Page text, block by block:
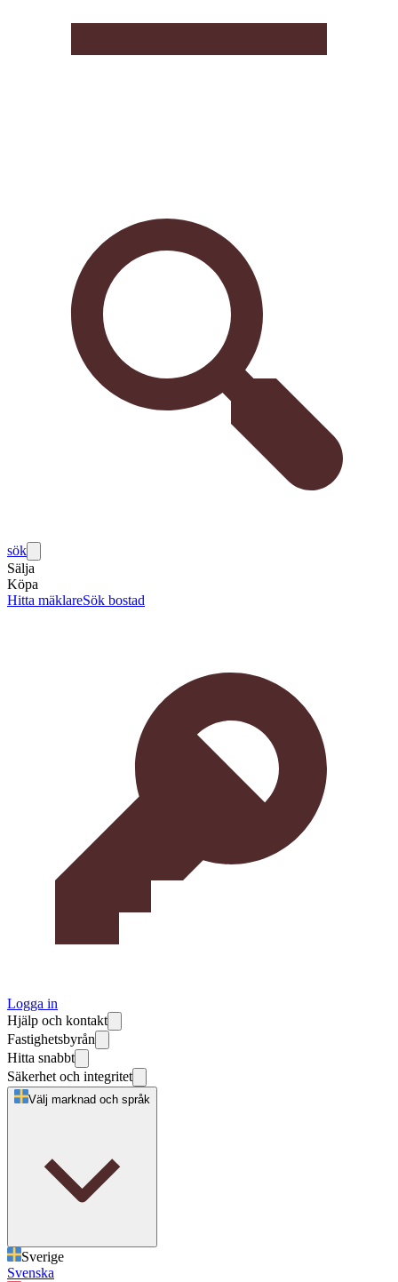
sök
Sälja
Köpa
Hitta mäklareSök bostad
Logga in
Hjälp och kontakt
Fastighetsbyrån
Hitta snabbt
Säkerhet och integritet
Välj marknad och språk
Sverige
Svenska